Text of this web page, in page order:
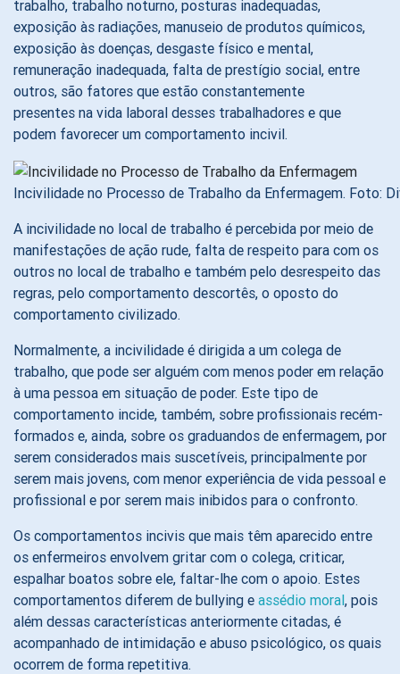
trabalho, trabalho noturno, posturas inadequadas,
exposição às radiações, manuseio de produtos químicos,
exposição às doenças, desgaste físico e mental,
remuneração inadequada, falta de prestígio social, entre
outros, são fatores que estão constantemente
presentes na vida laboral desses trabalhadores e que
podem favorecer um comportamento incivil.
Incivilidade no Processo de Trabalho da Enfermagem. Foto:
A incivilidade no local de trabalho é percebida por meio de
manifestações de ação rude, falta de respeito para com os
outros no local de trabalho e também pelo desrespeito das
regras, pelo comportamento descortês, o oposto do
comportamento civilizado.
Normalmente, a incivilidade é dirigida a um colega de
trabalho, que pode ser alguém com menos poder em relação
à uma pessoa em situação de poder. Este tipo de
comportamento incide, também, sobre profissionais recém-
formados e, ainda, sobre os graduandos de enfermagem, por
serem considerados mais suscetíveis, principalmente por
serem mais jovens, com menor experiência de vida pessoal e
profissional e por serem mais inibidos para o confronto.
Os comportamentos incivis que mais têm aparecido entre
os enfermeiros envolvem gritar com o colega, criticar,
espalhar boatos sobre ele, faltar-lhe com o apoio. Estes
comportamentos diferem de bullying e assédio moral, pois
além dessas características anteriormente citadas, é
acompanhado de intimidação e abuso psicológico, os quais
ocorrem de forma repetitiva.